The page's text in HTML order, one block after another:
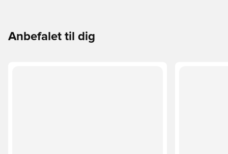
Anbefalet til dig